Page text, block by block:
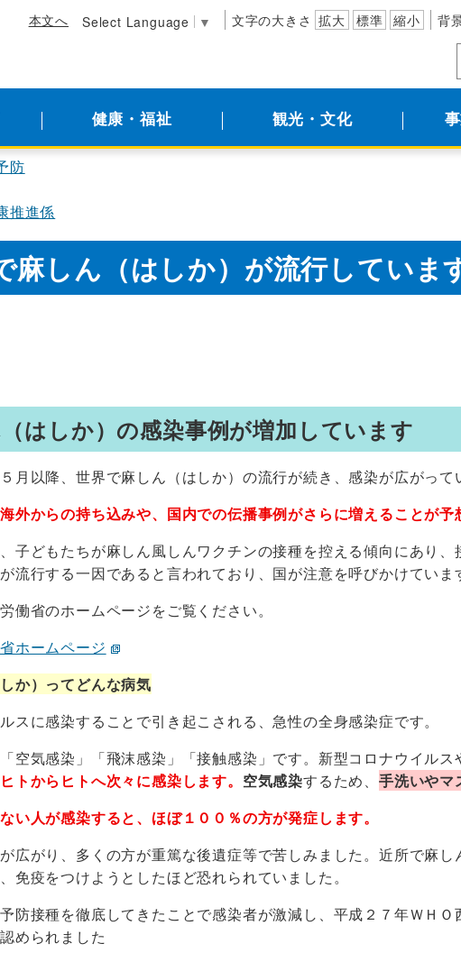
本文へ Select Language ▼ 文字の大きさ 拡大 標準 縮小 背
健康・福祉 観光・文化
防
推進係
麻しん（はしか）が流行していま
はしか）の感染事例が増加しています
月以降、世界で麻しん（はしか）の流行が続き、感染が広がって
外からの持ち込みや、国内での伝播事例がさらに増えることが予
子どもたちが麻しん風しんワクチンの接種を控える傾向にあり
が流行する一因であると言われており、国が注意を呼びかけていま
働省のホームページをご覧ください。
ホームページ
か）ってどんな病気
スに感染することで引き起こされる、急性の全身感染症です。
空気感染」「飛沫感染」「接触感染」です。新型コロナウイル
トからヒトへ次々に感染します。 空気感染するため、手洗いやマ
い人が感染すると、ほぼ１００％の方が発症します。
広がり、多くの方が重篤な後遺症等で苦しみました。近所で麻
免疫をつけようとしたほど恐れられていました。
防接種を徹底してきたことで感染者が激減し、平成２７年ＷＨ
められました